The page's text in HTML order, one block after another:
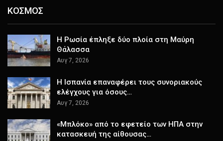
ΚΟΣΜΟΣ
Η Ρωσία έπληξε δύο πλοία στη Μαύρη
Θάλασσα
Αυγ 7, 2026
H Ισπανία επαναφέρει τους συνοριακούς
ελέγχους για όσους…
Αυγ 7, 2026
«Μπλόκο» από το εφετείο των ΗΠΑ στην
κατασκευή της αίθουσας…